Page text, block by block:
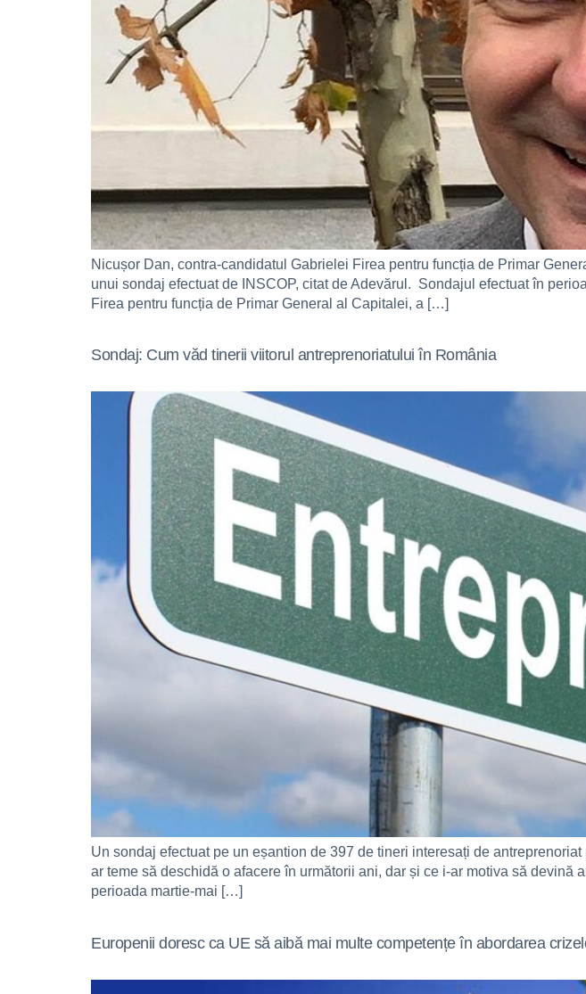
Nicușor Dan, contra-candidatul Gabrielei Firea pentru funcția de Primar
unui sondaj efectuat de INSCOP, citat de Adevărul. Sondajul efectuat în
Firea pentru funcția de Primar General al Capitalei, a […]
Sondaj: Cum văd tinerii viitorul antreprenoriatului în România
Un sondaj efectuat pe un eșantion de 397 de tineri interesați de
ar teme să deschidă o afacere în următorii ani, dar și ce i-ar motiva să
perioada martie-mai […]
Europenii doresc ca UE să aibă mai multe competențe în abordarea